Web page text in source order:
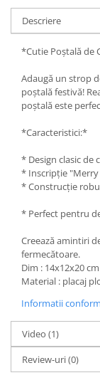
Lipici
Lipici Solid
Lipici Lichid
Carioci
Markere
Markere creta lichida
Markere
Markere Permanente
Markere Whiteboard
Penare
Picuri si corectoare
Plastelina
Plicuri
Radiere scoala
Rezerve
Cerneala
Descriere
*Cutie Poștală de
Adaugă un strop
poștală festivă!
poștală este
*Caracteristici:*
* Design clasic de
* Inscripție
* Construcție
* Perfect pentru
Creează amintiri
fermecătoare.
Dim : 14x12x20 cm
Material : placaj
Informatii
Video (1)
Review-uri(0)